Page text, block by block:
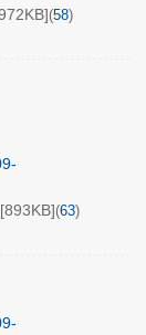
](58)
893KB](63)